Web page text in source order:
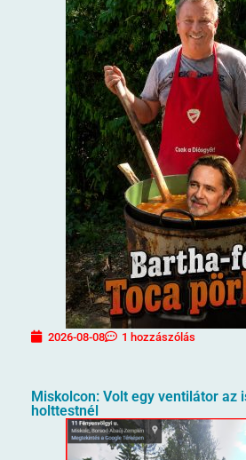
2026-08-08 1 hozzászólás
Miskolcon: Volt egy ventilátor az
holttestnél